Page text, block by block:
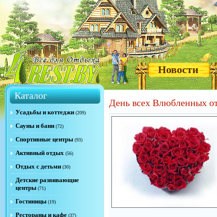
Новости
Каталог
Усадьбы и коттеджи (209)
Сауны и бани (72)
Спортивные центры (93)
Активный отдых (56)
Отдых с детьми (30)
Детские развивающие
центры (71)
Гостиницы (19)
Рестораны и кафе (37)
День всех Влюбленных